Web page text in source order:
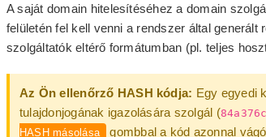
A saját domain hitelesítéséhez a domain
felületén fel kell venni a rendszer által
szolgáltatók eltérő formátumban (pl. teljes
Az Ön ellenőrző HASH kódja: Egy egyedi
tulajdonjogának igazolására szolgál (
HASH másolása
gombbal a kód azonnal